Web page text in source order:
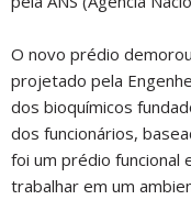
O novo prédio
projetado pela
dos bioquímicos
dos funcionários,
foi um prédio funcional
trabalhar em um